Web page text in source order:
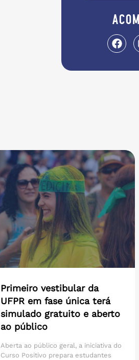
Primeiro vestibular da
UFPR em fase única terá
simulado gratuito e aberto
ao público
Aberta ao público geral, a iniciativa do
Curso Positivo prepara estudantes